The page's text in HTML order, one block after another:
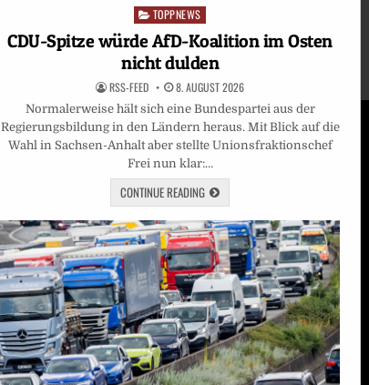
Posted
in
TOPPNEWS
CDU-Spitze würde AfD-Koalition im Osten
nicht dulden
RSS-FEED 8. AUGUST 2026
Normalerweise hält sich eine Bundespartei aus der
Regierungsbildung in den Ländern heraus. Mit Blick auf die
Wahl in Sachsen-Anhalt aber stellte Unionsfraktionschef
Frei nun klar:…
CONTINUE READING